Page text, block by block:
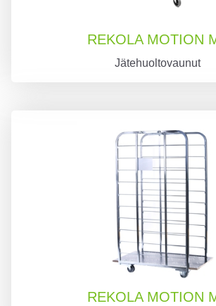
REKOLA MOTION
Jätehuoltovaunut
REKOLA MOTION